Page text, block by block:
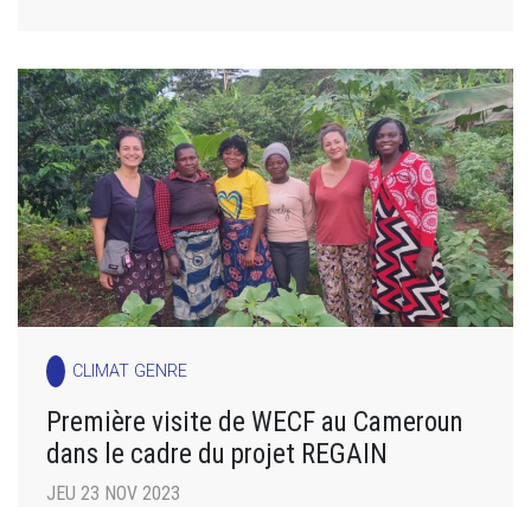
CLIMAT GENRE
Première visite de WECF au Cameroun
dans le cadre du projet REGAIN
JEU 23 NOV 2023